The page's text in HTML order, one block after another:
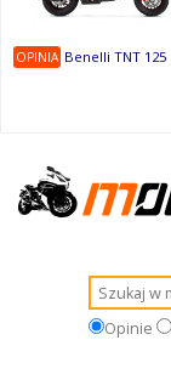
OPINIA Benelli TNT 125
Opinie